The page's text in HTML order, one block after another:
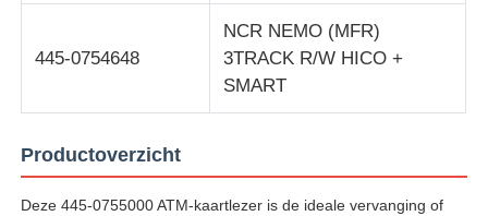
445-0754648
NCR NEMO (MFR)
3TRACK R/W HICO +
SMART
Productoverzicht
Deze 445-0755000 ATM-kaartlezer is de ideale vervanging of